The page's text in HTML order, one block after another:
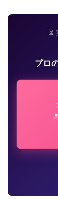
⏳
プロ